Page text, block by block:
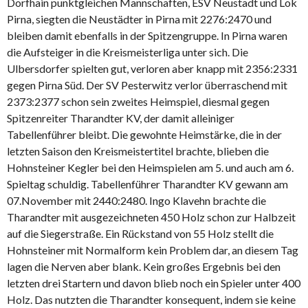
Pirna, siegten die Neustädter in Pirna mit 2276:2470 und
bleiben damit ebenfalls in der Spitzengruppe. In Pirna waren
die Aufsteiger in die Kreismeisterliga unter sich. Die
Ulbersdorfer spielten gut, verloren aber knapp mit 2356:2331
gegen Pirna Süd. Der SV Pesterwitz verlor überraschend mit
2373:2377 schon sein zweites Heimspiel, diesmal gegen
Spitzenreiter Tharandter KV, der damit alleiniger
Tabellenführer bleibt. Die gewohnte Heimstärke, die in der
letzten Saison den Kreismeistertitel brachte, blieben die
Hohnsteiner Kegler bei den Heimspielen am 5. und auch am 6.
Spieltag schuldig. Tabellenführer Tharandter KV gewann am
07.November mit 2440:2480. Ingo Klavehn brachte die
Tharandter mit ausgezeichneten 450 Holz schon zur Halbzeit
auf die Siegerstraße. Ein Rückstand von 55 Holz stellt die
Hohnsteiner mit Normalform kein Problem dar, an diesem Tag
lagen die Nerven aber blank. Kein großes Ergebnis bei den
letzten drei Startern und davon blieb noch ein Spieler unter 400
Holz. Das nutzten die Tharandter konsequent, indem sie keine